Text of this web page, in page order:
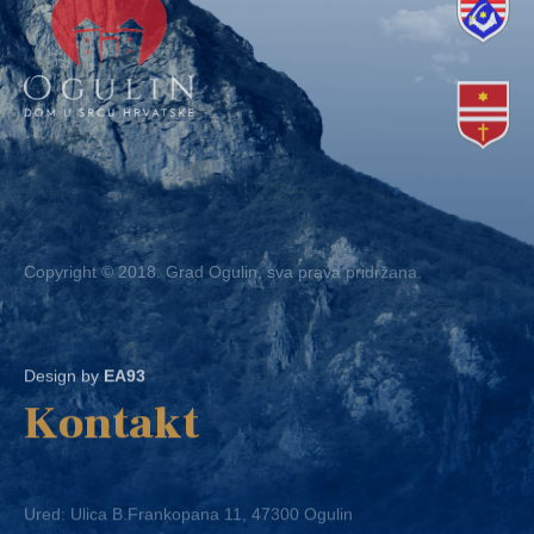
Copyright © 2018. Grad Ogulin, sva prava pridržana.
Design by EA93
Kontakt
Ured: Ulica B.Frankopana 11, 47300 Ogulin
Telefon:+ 385 47 522 612